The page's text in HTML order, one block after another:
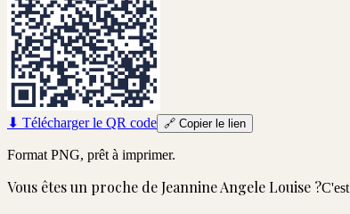
⬇ Télécharger le QR code 🔗 Copier le lien
Format PNG, prêt à imprimer.
Vous êtes un proche de Jeannine Angele Louise ?